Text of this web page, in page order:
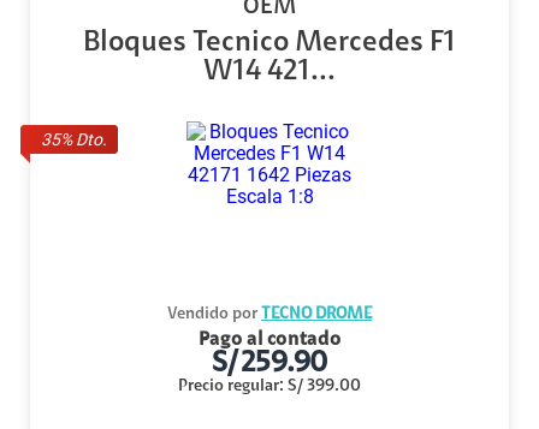
35% Dto.
OEM
Bloques Tecnico Mercedes F1
W14 421...
Vendido por TECNO DROME
Pago al contado
S/259.90
Precio regular: S/ 399.00